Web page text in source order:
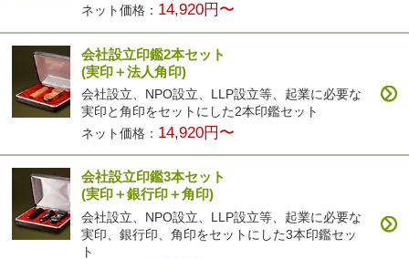
ネット価格： 14,920円〜
会社設立印鑑2本セット
(実印＋法人角印)
会社設立、NPO設立、LLP設立等、起業に必要な
実印と角印をセットにした2本印鑑セット
ネット価格： 14,920円〜
会社設立印鑑3本セット
(実印＋銀行印＋角印)
会社設立、NPO設立、LLP設立等、起業に必要な
実印、銀行印、角印をセットにした3本印鑑セッ
ト